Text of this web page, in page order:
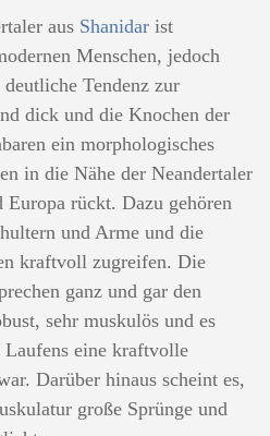
aus Shanidar ist
Menschen, jedoch
Tendenz zur
dick und die Knochen der
ein morphologisches
in die Nähe der Neandertaler
Europa rückt. Dazu gehören
und Arme und die
kraftvoll zugreifen. Die
ganz und gar den
sehr muskulös und es
Laufens eine kraftvolle
Darüber hinaus scheint es,
große Sprünge und